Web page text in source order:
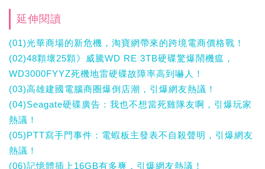
延伸閱讀
(01)光華商場的新危機，淘寶網帶來的跨境電商價格戰！
(02)48顆壞25顆》威騰WD RE 3TB硬碟驚爆鬧機瘟，
WD3000FYYZ死機地雷硬碟故障率高到嚇人！
(03)高雄建國電腦商圈爆倒店潮，引爆網友熱議！
(04)Seagate硬碟廣告：我也不想當死雞隊友啊，引爆玩家
熱議！
(05)PTT寫手門事件：電蝦板主發表不自殺聲明，引爆網友
熱議！
(06)記憶體插上16GB有多爽，引爆網友熱議！